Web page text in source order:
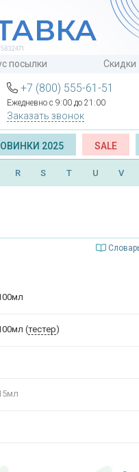
посылки Скидки
+7 (800) 555-61-51
Ежедневно с 9:00 до 21:00
Заказать звонок
2025 SALE
R S T U V
(тестер)